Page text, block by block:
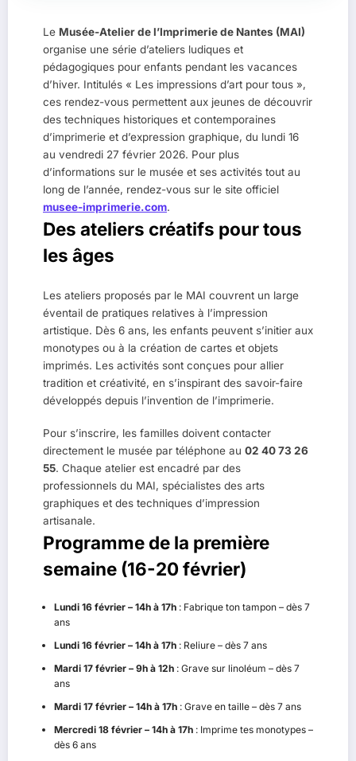
Le Musée-Atelier de l’Imprimerie de Nantes (MAI)
organise une série d’ateliers ludiques et
pédagogiques pour enfants pendant les vacances
d’hiver. Intitulés « Les impressions d’art pour tous »,
ces rendez-vous permettent aux jeunes de découvrir
des techniques historiques et contemporaines
d’imprimerie et d’expression graphique, du lundi 16
au vendredi 27 février 2026. Pour plus
d’informations sur le musée et ses activités tout au
long de l’année, rendez-vous sur le site officiel
musee-imprimerie.com.
Des ateliers créatifs pour tous
les âges
Les ateliers proposés par le MAI couvrent un large
éventail de pratiques relatives à l’impression
artistique. Dès 6 ans, les enfants peuvent s’initier aux
monotypes ou à la création de cartes et objets
imprimés. Les activités sont conçues pour allier
tradition et créativité, en s’inspirant des savoir-faire
développés depuis l’invention de l’imprimerie.
Pour s’inscrire, les familles doivent contacter
directement le musée par téléphone au 02 40 73 26
55. Chaque atelier est encadré par des
professionnels du MAI, spécialistes des arts
graphiques et des techniques d’impression
artisanale.
Programme de la première
semaine (16-20 février)
Lundi 16 février – 14h à 17h: Fabrique ton tampon – dès 7
ans
Lundi 16 février – 14h à 17h: Reliure – dès 7 ans
Mardi 17 février – 9h à 12h: Grave sur linoléum – dès 7
ans
Mardi 17 février – 14h à 17h: Grave en taille – dès 7 ans
Mercredi 18 février – 14h à 17h: Imprime tes monotypes –
dès 6 ans